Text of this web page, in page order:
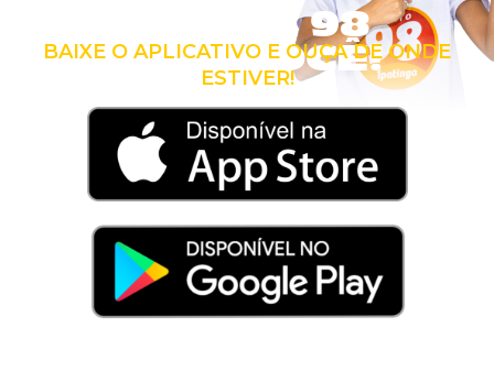
LEVE A 98
COM VOCÊ!
BAIXE O APLICATIVO E OUÇA DE ONDE
ESTIVER!